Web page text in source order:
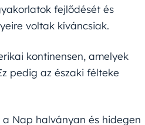
fejlődését és
voltak kíváncsiak.
kontinensen, amelyek
pedig az északi félteke
Nap halványan és hidegen